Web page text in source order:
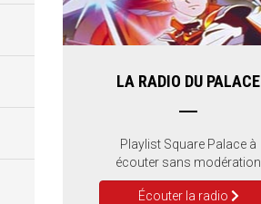
LA RADIO DU PALACE
Playlist Square Palace à
écouter sans modération
Écouter la radio